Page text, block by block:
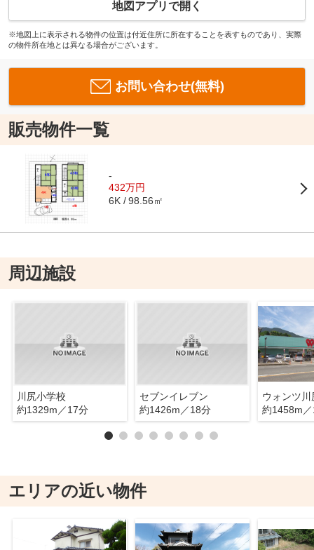
地図アプリで開く
※地図上に表示される物件の位置は付近住所に所在することを表すものであり、実際
の物件所在地とは異なる場合がございます。
お問い合わせ(無料)
販売物件一覧
-
432万円
6K 98.56㎡
周辺施設
川尻小学校
約1329m／17分
セブンイレブン
約1426m／18分
ウォンツ川
約1458m
エリアの近い物件